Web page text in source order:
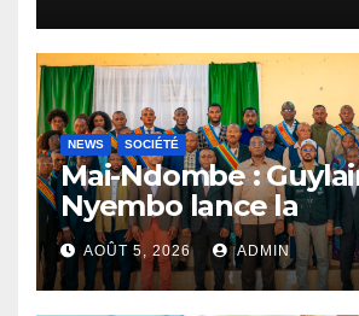
NEWS SOCIÉTÉ
Mai-Ndombe :
Nyembo lance la
sensibilisation au
recensement
Inongo
AOÛT 5, 2026 ADMIN